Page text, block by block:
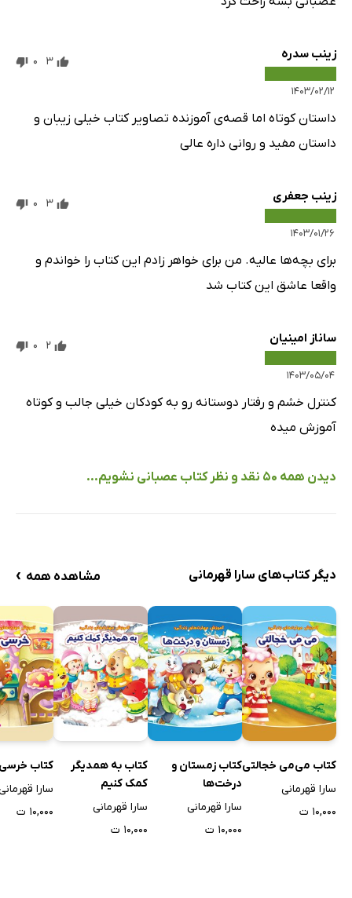
زینب سدره
۱۴۰۳/۰۲/۱۲
3
0
داستان کوتاه اما قصه‌ی آموزنده تصاویر کتاب خیلی زیبان و
داستان مفید و روانی داره عالی
زینب جعفری
۱۴۰۳/۰۱/۲۶
3
0
برای بچه‌ها عالیه. من برای خواهر زادم این کتاب را خواندم و
واقعا عاشق این کتاب شد
ساناز امینیان
۱۴۰۳/۰۵/۰۴
2
0
کنترل خشم و رفتار دوستانه رو به کودکان خیلی جالب و کوتاه
آموزش میده
دیدن همه 50 نقد و نظر کتاب عصبانی نشویم...
دیگر کتاب‌های سارا قهرمانی مشاهده همه ›
کتاب می‌می خجالتی
سارا قهرمانی
۱۰,۰۰۰ ت
کتاب زمستان و
درخت‌ها
سارا قهرمانی
۱۰,۰۰۰ ت
کتاب به همدیگر
کمک کنیم
سارا قهرمانی
۱۰,۰۰۰ ت
کتاب
سارا
۱۰,۰۰۰ ت